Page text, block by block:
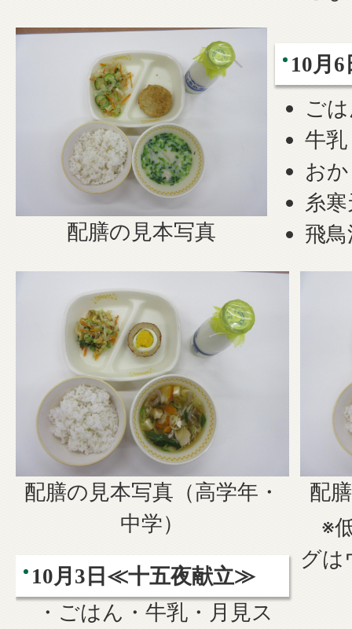
配膳の見本写真
10月6
ご
牛乳
お
糸
飛
配膳の見本写真（高学年・
中学）
10月3日≪十五夜献立≫
・ごはん・牛乳・月見ス
配
※
グは